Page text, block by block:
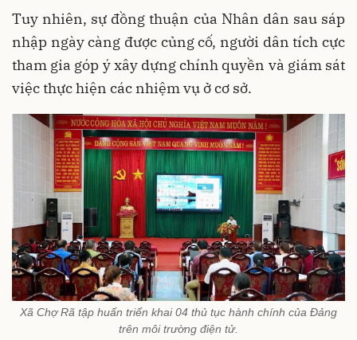
Tuy nhiên, sự đồng thuận của Nhân dân sau sáp
nhập ngày càng được củng cố, người dân tích cực
tham gia góp ý xây dựng chính quyền và giám sát
việc thực hiện các nhiệm vụ ở cơ sở.
Xã Chợ Rã tập huấn triển khai 04 thủ tục hành chính của Đảng
trên môi trường điện tử.